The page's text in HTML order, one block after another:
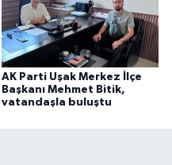
AK Parti Uşak Merkez İlçe
Başkanı Mehmet Bitik,
vatandaşla buluştu